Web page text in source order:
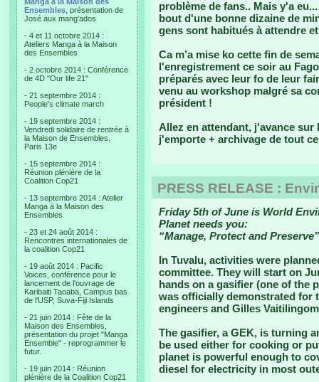
Ensembles , présentation de
José aux mang'ados
- 4 et 11 octobre 2014 :
Ateliers Manga à la Maison
des Ensembles
- 2 octobre 2014 : Conférence
de 4D "Our life 21"
- 21 septembre 2014 :
People's climate march
- 19 septembre 2014 :
Vendredi solidaire de rentrée à
la Maison de Ensembles,
Paris 13e
- 15 septembre 2014 :
Réunion plénière de la
Coalition Cop21
- 13 septembre 2014 : Atelier
Manga à la Maison des
Ensembles
- 23 et 24 août 2014 :
Rencontres internationales de
la coalition Cop21
- 19 août 2014 : Pacific
Voices, conférence pour le
lancement de l'ouvrage de
Karibaiti Taoaba, Campus bas
de l'USP, Suva-Fiji Islands
- 21 juin 2014 : Fête de la
Maison des Ensembles,
présentation du projet "Manga
Ensemble" - reprogrammer le
futur.
- 19 juin 2014 : Réunion
plénière de la Coalition Cop21
problème de fans.. Mais y'a
bout d'une bonne dizaine de
gens sont habitués à attendre
Ca m’a mise ko cette fin de
l'enregistrement ce soir au
préparés avec leur fo de leur
venu au workshop malgré sa
président !
Allez en attendant, j'avance sur
j'emporte + archivage de tout
PRESS RELEASE :
Friday 5th of June is World
Planet needs you:
“Manage, Protect and
In Tuvalu, activities were
committee. They will start on
hands on a gasifier (one of the
was officially demonstrated for
engineers and Gilles
The gasifier, a GEK, is turning
be used either for cooking or
planet is powerful enough to
diesel for electricity in most